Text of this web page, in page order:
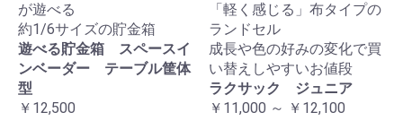
が遊べる
約1/6サイズの貯金箱
遊べる貯金箱 スペースイ
ンベーダー テーブル筐体
型
￥12,500
「軽く感じる」布タイプの
ランドセル
成長や色の好みの変化で買
い替えしやすいお値段
ラクサック ジュニア
￥11,000 ～ ￥12,100